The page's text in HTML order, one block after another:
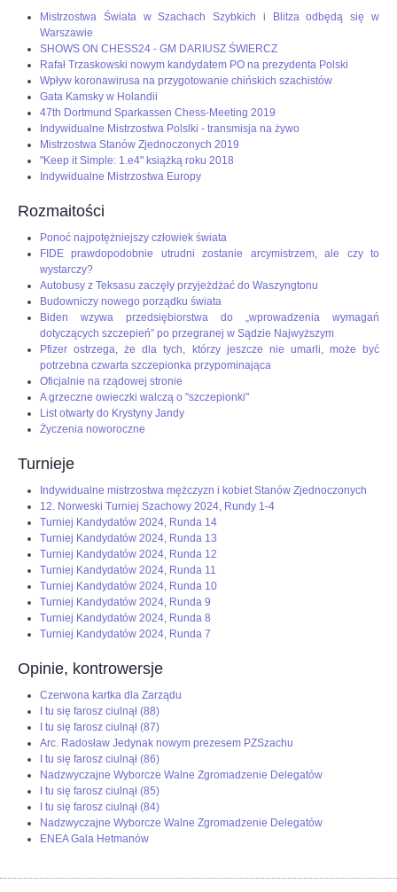
Mistrzostwa Świata w Szachach Szybkich i Blitza odbędą się w
Warszawie
SHOWS ON CHESS24 - GM DARIUSZ ŚWIERCZ
Rafał Trzaskowski nowym kandydatem PO na prezydenta Polski
Wpływ koronawirusa na przygotowanie chińskich szachistów
Gata Kamsky w Holandii
47th Dortmund Sparkassen Chess-Meeting 2019
Indywidualne Mistrzostwa Polslki - transmisja na żywo
Mistrzostwa Stanów Zjednoczonych 2019
"Keep it Simple: 1.e4" książką roku 2018
Indywidualne Mistrzostwa Europy
Rozmaitości
Ponoć najpotężniejszy człowiek świata
FIDE prawdopodobnie utrudni zostanie arcymistrzem, ale czy to
wystarczy?
Autobusy z Teksasu zaczęły przyjeżdżać do Waszyngtonu
Budowniczy nowego porządku świata
Biden wzywa przedsiębiorstwa do „wprowadzenia wymagań
dotyczących szczepień” po przegranej w Sądzie Najwyższym
Pfizer ostrzega, że dla tych, którzy jeszcze nie umarli, może być
potrzebna czwarta szczepionka przypominająca
Oficjalnie na rządowej stronie
A grzeczne owieczki walczą o "szczepionki"
List otwarty do Krystyny Jandy
Życzenia noworoczne
Turnieje
Indywidualne mistrzostwa mężczyzn i kobiet Stanów Zjednoczonych
12. Norweski Turniej Szachowy 2024, Rundy 1-4
Turniej Kandydatów 2024, Runda 14
Turniej Kandydatów 2024, Runda 13
Turniej Kandydatów 2024, Runda 12
Turniej Kandydatów 2024, Runda 11
Turniej Kandydatów 2024, Runda 10
Turniej Kandydatów 2024, Runda 9
Turniej Kandydatów 2024, Runda 8
Turniej Kandydatów 2024, Runda 7
Opinie, kontrowersje
Czerwona kartka dla Zarządu
I tu się farosz ciulnął (88)
I tu się farosz ciulnął (87)
Arc. Radosław Jedynak nowym prezesem PZSzachu
I tu się farosz ciulnął (86)
Nadzwyczajne Wyborcze Walne Zgromadzenie Delegatów
I tu się farosz ciulnął (85)
I tu się farosz ciulnął (84)
Nadzwyczajne Wyborcze Walne Zgromadzenie Delegatów
ENEA Gala Hetmanów